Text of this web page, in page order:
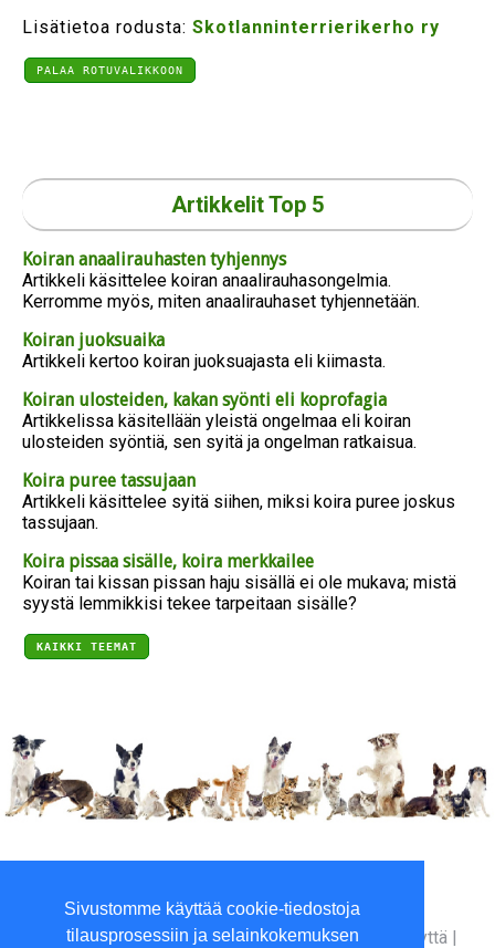
Sivustomme käyttää cookie-tiedostoja
tilausprosessiin ja selainkokemuksen
Lisätietoa rodusta: Skotlanninterrierikerho ry
PALAA ROTUVALIKKOON
Artikkelit Top 5
Koiran anaalirauhasten tyhjennys
Artikkeli käsittelee koiran anaalirauhasongelmia.
Kerromme myös, miten anaalirauhaset tyhjennetään.
Koiran juoksuaika
Artikkeli kertoo koiran juoksuajasta eli kiimasta.
Koiran ulosteiden, kakan syönti eli koprofagia
Artikkelissa käsitellään yleistä ongelmaa eli koiran
ulosteiden syöntiä, sen syitä ja ongelman ratkaisua.
Koira puree tassujaan
Artikkeli käsittelee syitä siihen, miksi koira puree joskus
tassujaan.
Koira pissaa sisälle, koira merkkailee
Koiran tai kissan pissan haju sisällä ei ole mukava; mistä
syystä lemmikkisi tekee tarpeitaan sisälle?
KAIKKI TEEMAT
P. 010 3961800 (ma-to 9-16)
Yritysinfo|Toimitusehdot|Maksutavat|Ota yhteyttä |